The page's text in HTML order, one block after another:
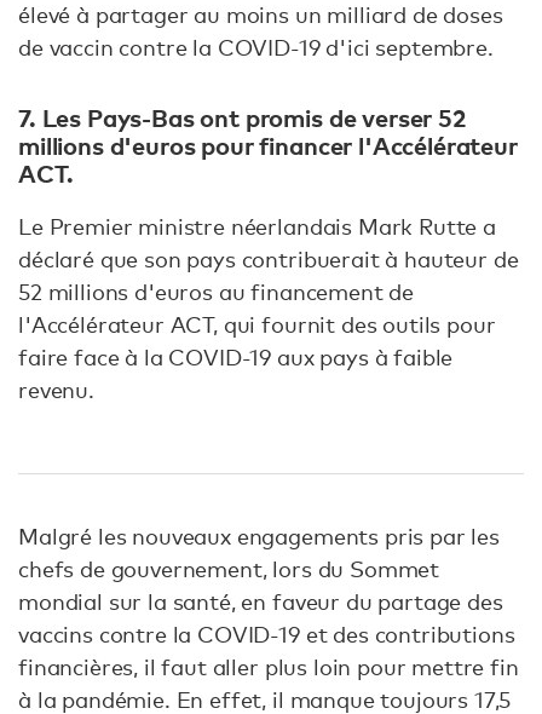
élevé à partager au moins un milliard de doses
de vaccin contre la COVID-19 d'ici septembre.
7. Les Pays-Bas ont promis de verser 52
millions d'euros pour financer l'Accélérateur
ACT.
Le Premier ministre néerlandais Mark Rutte a
déclaré que son pays contribuerait à hauteur de
52 millions d'euros au financement de
l'Accélérateur ACT, qui fournit des outils pour
faire face à la COVID-19 aux pays à faible
revenu.
Malgré les nouveaux engagements pris par les
chefs de gouvernement, lors du Sommet
mondial sur la santé, en faveur du partage des
vaccins contre la COVID-19 et des contributions
financières, il faut aller plus loin pour mettre fin
à la pandémie. En effet, il manque toujours 17,5